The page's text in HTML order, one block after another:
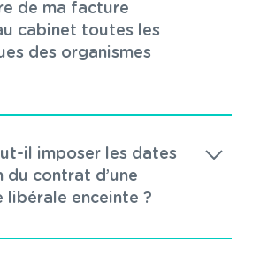
de ma facture
cabinet toutes les
des organismes
il imposer les dates
du contrat d’une
enceinte ?